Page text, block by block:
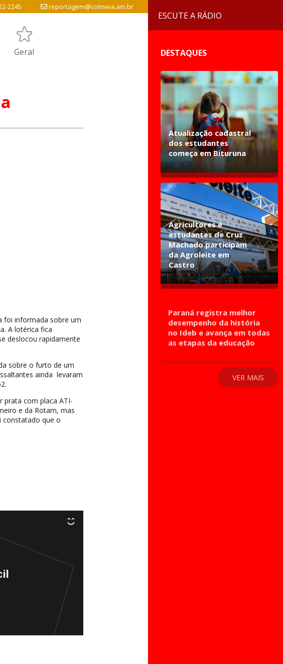
reportagem@colmeia.am.br
2245
Geral
foi informada sobre um
A lotérica fica
deslocou rapidamente
sobre o furto de um
ainda levaram
prata com placa ATI-
e da Rotam, mas
constatado que o
ESCUTE A RÁDIO
DESTAQUES
Atualização cadastral
dos estudantes
começa em Bituruna
Agricultores e
estudantes de Cruz
Machado participam
da Agroleite em
Castro
Paraná registra melhor
desempenho da história
no Ideb e avança em todas
as etapas da educação
VER MAIS